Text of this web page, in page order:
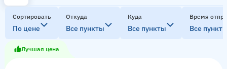
Сортировать
По цене
Откуда
Все пункты
Куда
Все пункты
Время
Все
Лучшая цена